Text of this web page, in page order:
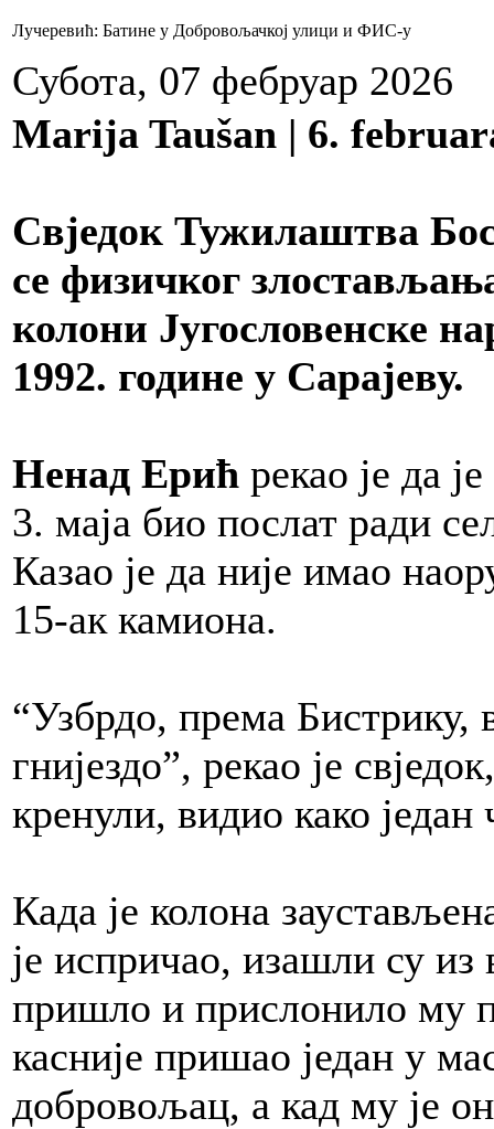
Лучеревић: Батине у Добровољачкој улици и ФИС-у
Субота, 07 фебруар 2026
Marija Taušan | 6.
Свједок Тужилаштва
се физичког
колони Југословенске
1992. године у Сарајеву.
Ненад Ерић рекао је да
3. маја био послат ради
Казао је да није имао
15-ак камиона.
“Узбрдо, према Бистрику,
гнијездо”, рекао је
кренули, видио како
Када је колона
је испричао, изашли су из
пришло и прислонило му
касније пришао један у
добровољац, а кад му је